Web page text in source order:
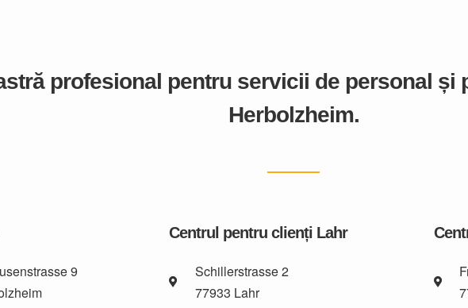
profesional pentru servicii de personal și
Herbolzheim.
9
Centrul pentru clienți Lahr
Schillerstrasse 2
77933 Lahr